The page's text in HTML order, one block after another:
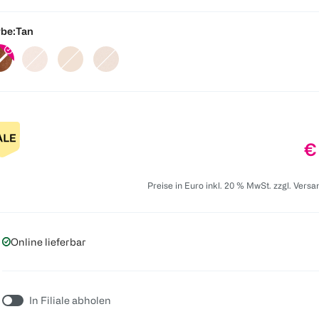
Tan
€
Preise in Euro inkl. 20 % MwSt. zzgl.
Online lieferbar
In Filiale abholen